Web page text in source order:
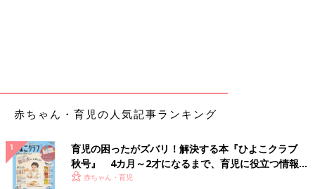
赤ちゃん・育児の人気記事ランキング
育児の困ったがズバリ！解決する本『ひよこクラブ
秋号』 4カ月～2才になるまで、育児に役立つ情報が
いっぱい！
赤ちゃん・育児